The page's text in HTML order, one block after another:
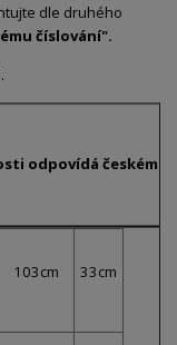
dle druhého
číslování".
odpovídá českému
103cm 33cm